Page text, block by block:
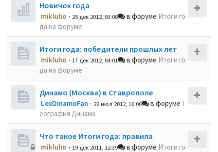
Новичок года
mikluho - 25 дек 2012, 03:08 в форуме Итоги го
да на форуме
Итоги года: победители прошлых лет
mikluho - 17 дек 2012, 04:01 в форуме Итоги го
да на форуме
Динамо (Москва) в Ставрополе
LexDinamoFan - 29 июл 2012, 16:06 в форуме Г
еография Динамо
Что такое Итоги года: правила
mikluho - 19 дек 2011, 12:39 в форуме Итоги го